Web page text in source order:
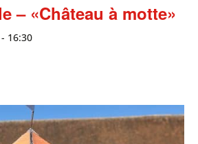
– «Château à motte»
- 16:30